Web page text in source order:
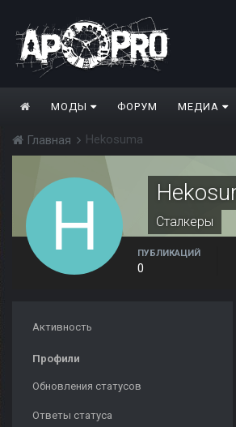
МОДЫ ФОРУМ МЕДИА
Главная Hekosuma
Сталкеры
ПУБЛИКАЦИЙ
0
Активность
Профили
Обновления статусов
Ответы статуса